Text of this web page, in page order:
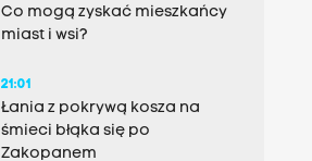
Co mogą zyskać mieszkańcy
miast i wsi?
21:01
Łania z pokrywą kosza na
śmieci błąka się po
Zakopanem